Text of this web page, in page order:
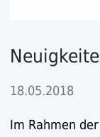
18.05.2018
Im Rahmen